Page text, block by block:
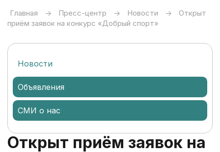
Главная -> Пресс-центр -> Новости ->
Открыт
приём заявок на конкурс «Добрый спорт»
Новости
Объявления
СМИ о нас
Открыт приём заявок на